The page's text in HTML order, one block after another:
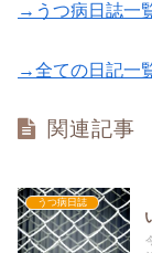
→うつ病日誌一
→全ての日記一
関連記事
うつ病日誌